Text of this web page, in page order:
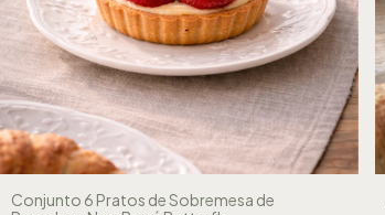
Conjunto 6 Pratos de Sobremesa de